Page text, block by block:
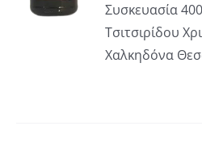
Συσκευασία
Τσιτσιρίδου
Χαλκηδόνα